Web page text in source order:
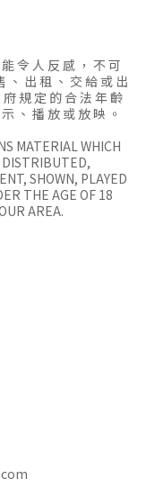
令 人 反 感 ， 不 可
、 出 租 、 交 給 或 出
規 定 的 合 法 年 齡
、 播 放 或 放 映 。
MATERIAL WHICH
DISTRIBUTED,
SHOWN, PLAYED
THE AGE OF 18
AREA.